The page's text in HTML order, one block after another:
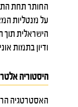
החותר תחת
על מנטליות
הישראלית תוך
ודיון בתמות
היסטוריה
האסטרטגיה